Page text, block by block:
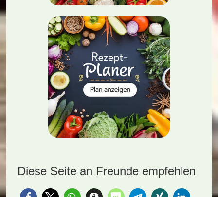
Diese Seite an Freunde empfehlen